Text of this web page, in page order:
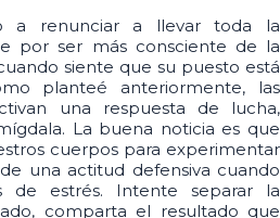
a renunciar a llevar toda la
por ser más consciente de la
siente que su puesto está
planteé anteriormente, las
una respuesta de lucha,
La buena noticia es que
cuerpos para experimentar
una actitud defensiva cuando
de estrés. Intente separar la
comparta el resultado que